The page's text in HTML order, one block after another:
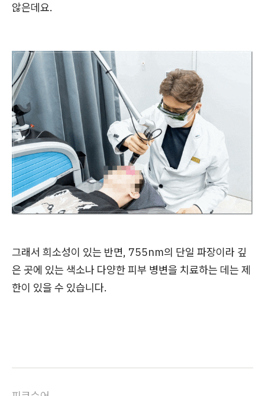
않은데요.
그래서 희소성이 있는 반면, 755nm의 단일 파장이라 깊
은 곳에 있는 색소나 다양한 피부 병변을 치료하는 데는 제
한이 있을 수 있습니다.